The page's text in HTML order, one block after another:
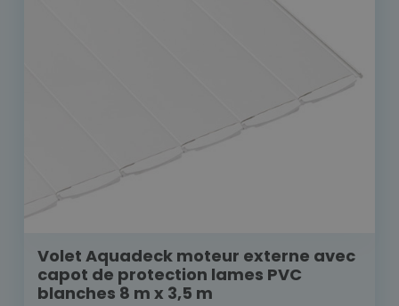
Volet Aquadeck moteur externe avec
capot de protection lames PVC
blanches 8 m x 3,5 m